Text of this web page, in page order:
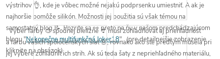
výstrihov 👌, kde je vôbec možné nejakú podprsenku umiestniť. A ak je
najhoršie pomôže silikón. Možnosti jej použitia sú však témou na
samostatný blog 📝. Pozrite sa 👀 preto na ňu v našom predchádzajúcom
blogu "Nekonečne multifunkčná Joker18". (pre detailnejšie zobrazenie
kliknite na obrázok)
Výber farby🎨 spodnej bielizne 👙 musízohľadňovaťajpriehľadnosť
afarbuvašich spoločenskýchšiat 👗, rovnako ako ste predtým musela pri
jej výbere zohľadniť ich strih. Ak sú teda šaty z nepriehľadného materiálu,